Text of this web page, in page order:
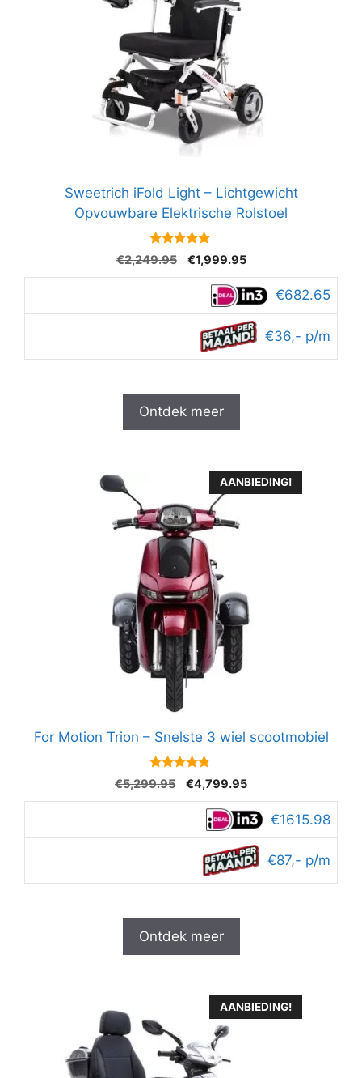
Sweetrich iFold Light – Lichtgewicht
Opvouwbare Elektrische Rolstoel
4.8
van 5
€2,249.95
Oorspronkelijke
prijs
€2,249.95.
€1,999.95Huidige
prijs
is:
€1,999.95.
€682.65
€36,- p/m
Ontdek meer
AANBIEDING!
For Motion Trion – Snelste 3 wiel scootmobiel
4.6
van 5
€5,299.95
Oorspronkelijke
prijs
was:
€5,299.95.
€4,799.95Huidige
prijs
is:
€4,799.95.
€1615.98
€87,- p/m
Ontdek meer
AANBIEDING!